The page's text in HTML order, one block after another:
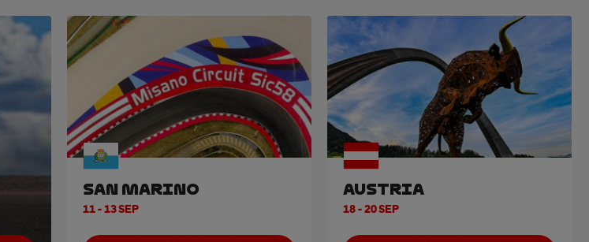
SAN MARINO
11 - 13 SEP
AUSTRIA
18 - 20 SEP